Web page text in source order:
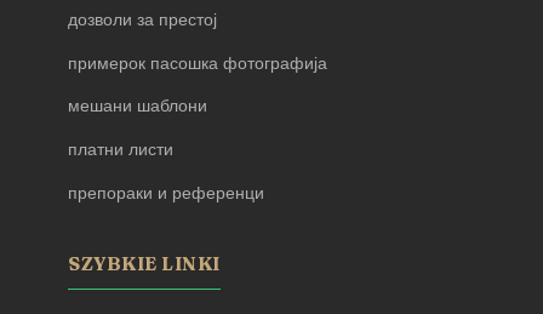
дозволи за престој
примерок пасошка фотографија
мешани шаблони
платни листи
препораки и референци
SZYBKIE LINKI